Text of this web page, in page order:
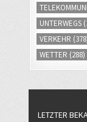
UNTERWEGS
VERKEHR
WETTER (288)
LETZTER